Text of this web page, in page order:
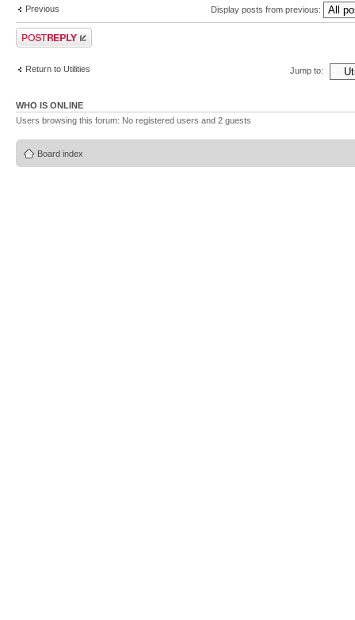
Previous Display posts from previous:
Post a reply
Return to Utilities Jump to:
WHO IS ONLINE
Users browsing this forum: No registered users and 2 guests
Board index